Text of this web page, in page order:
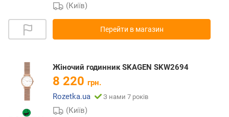
(Київ)
Перейти в магазин
Жіночий годинник SKAGEN SKW2694
8 220 грн.
Rozetka.ua
З нами 7 років
(Київ)